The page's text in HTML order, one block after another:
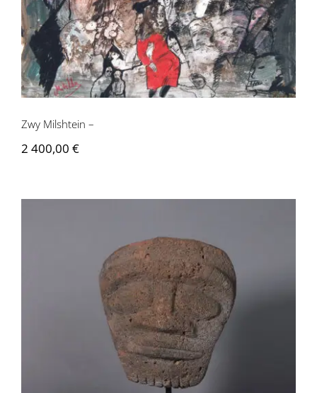
Zwy Milshtein –
2 400,00 €
AMS005 Figure idole en pierre
volcanique – Amérique du Sud